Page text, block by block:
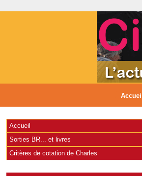
Accueil
Accueil
Sorties BR... et livres
Critères de cotation de Charles